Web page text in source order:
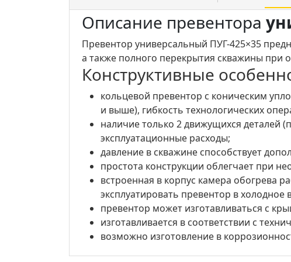
Описание превентора
Превентор универсальный ПУГ-425×35 п
а также полного перекрытия скважины при
Конструктивные
кольцевой превентор c коническим
и выше), гибкость технологических
наличие только 2 движущихся деталей
эксплуатационные расходы;
давление в скважине способствует
простота конструкции облегчает при
встроенная в корпус камера обогрева
эксплуатировать превентор в холодное
превентор может изготавливаться с
изготавливается в соответствии с
возможно изготовление в